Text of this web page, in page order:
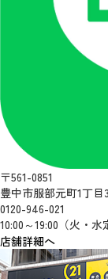
〒561-0851
豊中市服部元町1丁目
0120-946-021
10:00～19:00（火・水
店舗詳細へ